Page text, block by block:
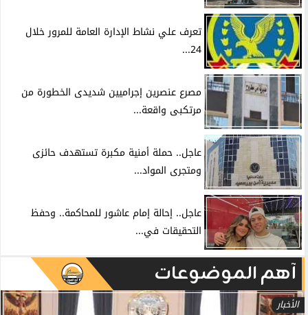
تعرف علي نشاط الإدارة العامة للمرور خلال
24...
مصرع عنصرين إجراميين شديدى الخطورة من
مرتكبى واقعة...
عاجل.. حملة أمنية مكبرة تستهدف حائزى
ومتجرى المواد...
عاجل.. إحالة إمام عاشور للمحاكمة.. وحفظ
التحقيقات في...
آهم الموضوعات
الأخبار